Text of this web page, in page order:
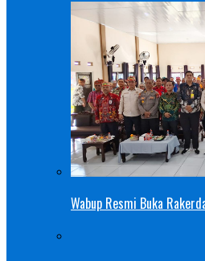
Wabup Resmi Buka